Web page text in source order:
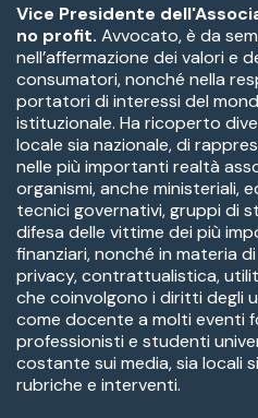
Vice Presidente
no profit. Avvocato, è da
nell’affermazione dei valori e
consumatori, nonché nella
portatori di interessi del
istituzionale. Ha ricoperto
locale sia nazionale, di
nelle più importanti realtà
organismi, anche ministeriali,
tecnici governativi, gruppi di
difesa delle vittime dei più
finanziari, nonché in materia
privacy, contrattualistica,
che coinvolgono i diritti degli
come docente a molti eventi
professionisti e studenti
costante sui media, sia locali
rubriche e interventi.